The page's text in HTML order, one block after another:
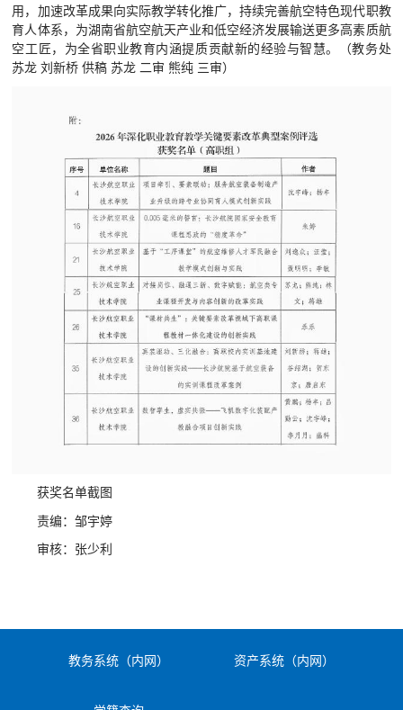
用，加速改革成果向实际教学转化推广，持续完善航空特色现代职教
育人体系，为湖南省航空航天产业和低空经济发展输送更多高素质航
空工匠，为全省职业教育内涵提质贡献新的经验与智慧。（教务处
苏龙 刘新桥 供稿 苏龙 二审 熊纯 三审）
获奖名单截图
责编：邹宇婷
审核：张少利
教务系统（内网） 资产系统（内网）